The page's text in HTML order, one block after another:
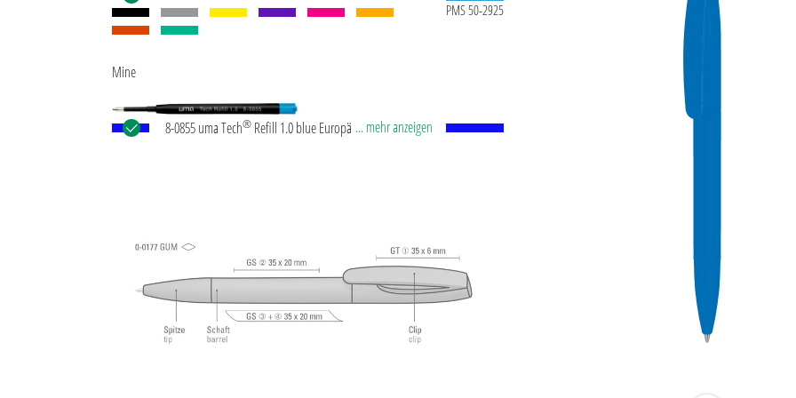
PMS 50-2925
Mine
8-0855 uma Tech® Refill 1.0 blue Europäische Kunststoff-
... mehr anzeigen